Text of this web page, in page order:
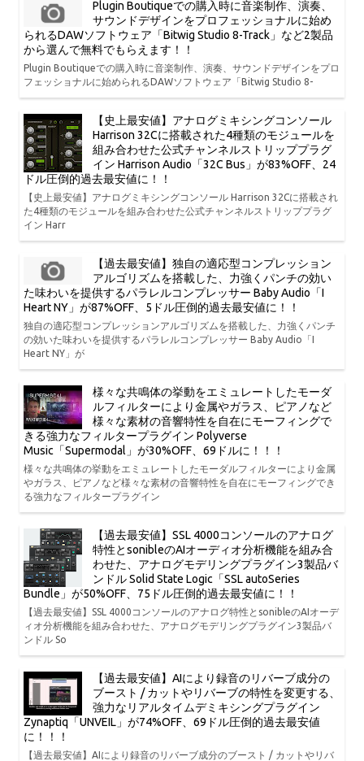
Plugin Boutiqueでの購入時に音楽制作、演奏、
サウンドデザインをプロフェッショナルに始め
られるDAWソフトウェア「Bitwig Studio 8-Track」など2製品
から選んで無料でもらえます！！
Plugin Boutiqueでの購入時に音楽制作、演奏、サウンドデザインをプロ
フェッショナルに始められるDAWソフトウェア「Bitwig Studio 8-
【史上最安値】アナログミキシングコンソール
Harrison 32Cに搭載された4種類のモジュールを
組み合わせた公式チャンネルストリッププラグ
イン Harrison Audio「32C Bus」が83%OFF、24
ドル圧倒的過去最安値に！！
【史上最安値】アナログミキシングコンソール Harrison 32Cに搭載され
た4種類のモジュールを組み合わせた公式チャンネルストリッププラグ
イン Harr
【過去最安値】独自の適応型コンプレッション
アルゴリズムを搭載した、力強くパンチの効い
た味わいを提供するパラレルコンプレッサー Baby Audio「I
Heart NY」が87%OFF、5ドル圧倒的過去最安値に！！
独自の適応型コンプレッションアルゴリズムを搭載した、力強くパンチ
の効いた味わいを提供するパラレルコンプレッサー Baby Audio「I
Heart NY」が
様々な共鳴体の挙動をエミュレートしたモーダ
ルフィルターにより金属やガラス、ピアノなど
様々な素材の音響特性を自在にモーフィングで
きる強力なフィルタープラグイン Polyverse
Music「Supermodal」が30%OFF、69ドルに！！！
様々な共鳴体の挙動をエミュレートしたモーダルフィルターにより金属
やガラス、ピアノなど様々な素材の音響特性を自在にモーフィングでき
る強力なフィルタープラグイン
【過去最安値】SSL 4000コンソールのアナログ
特性とsonibleのAIオーディオ分析機能を組み合
わせた、アナログモデリングプラグイン3製品バ
ンドル Solid State Logic「SSL autoSeries
Bundle」が50%OFF、75ドル圧倒的過去最安値に！！
【過去最安値】SSL 4000コンソールのアナログ特性とsonibleのAIオーデ
ィオ分析機能を組み合わせた、アナログモデリングプラグイン3製品バ
ンドル So
【過去最安値】AIにより録音のリバーブ成分の
ブースト / カットやリバーブの特性を変更する、
強力なリアルタイムデミキシングプラグイン
Zynaptiq「UNVEIL」が74%OFF、69ドル圧倒的過去最安値
に！！！
【過去最安値】AIにより録音のリバーブ成分のブースト / カットやリバ